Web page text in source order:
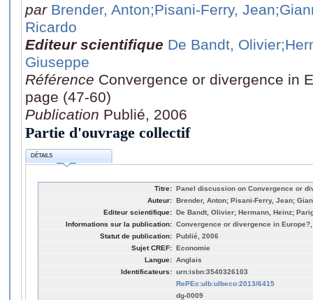
par Brender, Anton;Pisani-Ferry, Jean
Ricardo
Editeur scientifique De Bandt, Olivier
Giuseppe
Référence Convergence or divergence in
page (47-60)
Publication Publié, 2006
Partie d'ouvrage collectif
DÉTAILS
Titre: Panel discussion on Convergence or
Auteur: Brender, Anton; Pisani-Ferry, Jean;
Editeur scientifique: De Bandt, Olivier; Hermann, Heinz;
Informations sur la publication: Convergence or divergence in
Statut de publication: Publié, 2006
Sujet CREF: Economie
Langue: Anglais
Identificateurs: urn:isbn:3540326103
RePEc:ulb:ulbeco:2013/6415
dg-0009